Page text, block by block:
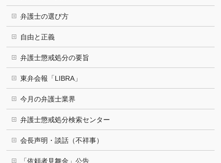
弁護士の選び方
自由と正義
弁護士懲戒処分の要旨
東弁会報「LIBRA」
今月の弁護士業界
弁護士懲戒処分検索センター
会長声明・談話（不祥事）
「依頼者見舞金」公告